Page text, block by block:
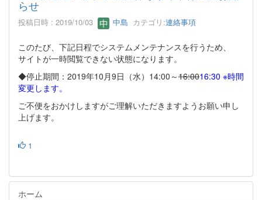
らせ
投稿日時 : 2019/10/03 中島 カテゴリ:連絡事項
このたび、下記日程でシステムメンテナンスを行うため、
サイトが一時閲覧できない状態になります。
◆停止期間：2019年10月9日（水）14:00～16:0016:30 ※時間
変更します。
ご不便をおかけしますがご理解いただきますようお願い申し
上げます。
1
ホーム